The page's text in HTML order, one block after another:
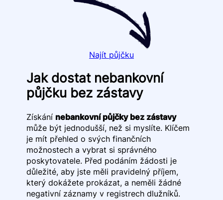
Najít půjčku
Jak dostat nebankovní
půjčku bez zástavy
Získání nebankovní půjčky bez zástavy
může být jednodušší, než si myslíte. Klíčem
je mít přehled o svých finančních
možnostech a vybrat si správného
poskytovatele. Před podáním žádosti je
důležité, aby jste měli pravidelný příjem,
který dokážete prokázat, a neměli žádné
negativní záznamy v registrech dlužníků.